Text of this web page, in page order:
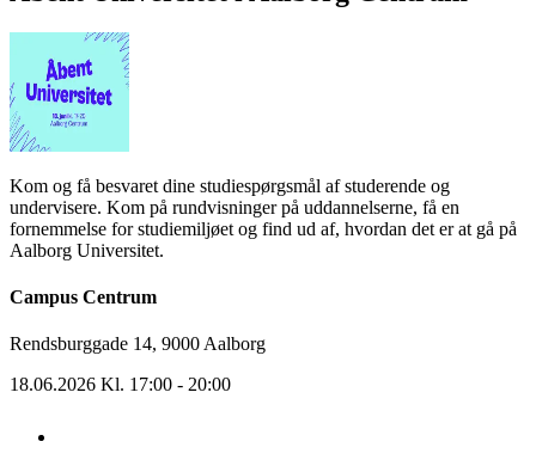
Kom og få besvaret dine studiespørgsmål af studerende og
undervisere. Kom på rundvisninger på uddannelserne, få en
fornemmelse for studiemiljøet og find ud af, hvordan det er at gå på
Aalborg Universitet.
Campus Centrum
Rendsburggade 14, 9000 Aalborg
18.06.2026 Kl. 17:00 - 20:00